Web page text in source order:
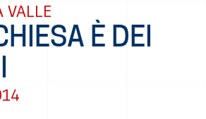
VALLE
È DEI